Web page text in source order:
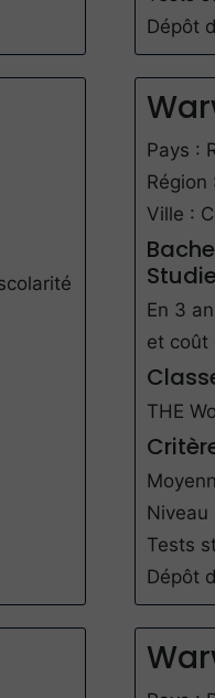
Dépôt
Pays :
Région
Ville :
En 3
et coût
THE
Niveau
Tests
Dépôt